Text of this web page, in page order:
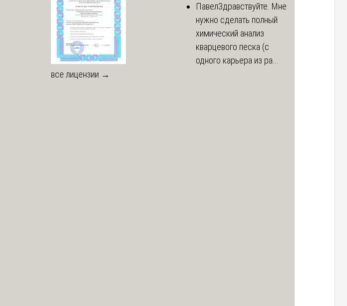
все лицензии →
ПавелЗдравствуйте. Мне
нужно сделать полный
химический анализ
кварцевого песка (с
одного карьера из ра...